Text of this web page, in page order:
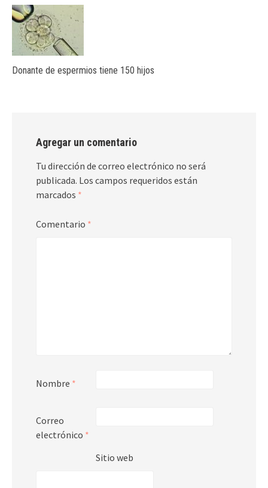
Donante de espermios tiene 150 hijos
Agregar un comentario
Tu dirección de correo electrónico no será
publicada. Los campos requeridos están
marcados *
Comentario *
Nombre *
Correo
electrónico *
Sitio web